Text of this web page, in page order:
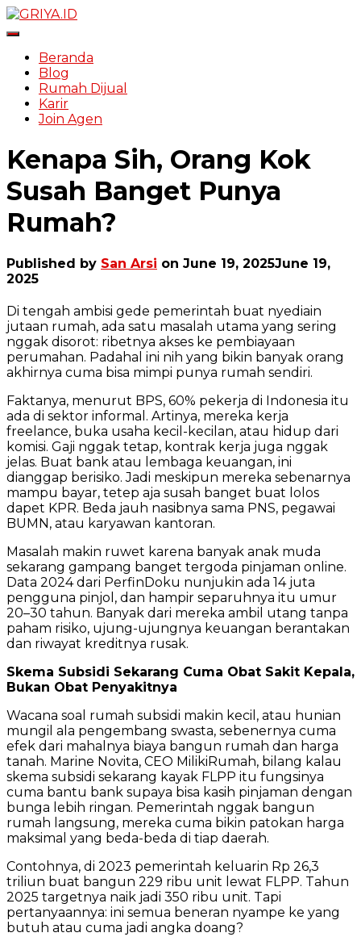
Toggle Navigation
Beranda
Blog
Rumah Dijual
Karir
Join Agen
Kenapa Sih, Orang Kok
Susah Banget Punya
Rumah?
Published by San Arsi on June 19, 2025June 19,
2025
Di tengah ambisi gede pemerintah buat nyediain
jutaan rumah, ada satu masalah utama yang sering
nggak disorot: ribetnya akses ke pembiayaan
perumahan. Padahal ini nih yang bikin banyak orang
akhirnya cuma bisa mimpi punya rumah sendiri.
Faktanya, menurut BPS, 60% pekerja di Indonesia itu
ada di sektor informal. Artinya, mereka kerja
freelance, buka usaha kecil-kecilan, atau hidup dari
komisi. Gaji nggak tetap, kontrak kerja juga nggak
jelas. Buat bank atau lembaga keuangan, ini
dianggap berisiko. Jadi meskipun mereka sebenarnya
mampu bayar, tetep aja susah banget buat lolos
dapet KPR. Beda jauh nasibnya sama PNS, pegawai
BUMN, atau karyawan kantoran.
Masalah makin ruwet karena banyak anak muda
sekarang gampang banget tergoda pinjaman online.
Data 2024 dari PerfinDoku nunjukin ada 14 juta
pengguna pinjol, dan hampir separuhnya itu umur
20–30 tahun. Banyak dari mereka ambil utang tanpa
paham risiko, ujung-ujungnya keuangan berantakan
dan riwayat kreditnya rusak.
Skema Subsidi Sekarang Cuma Obat Sakit Kepala,
Bukan Obat Penyakitnya
Wacana soal rumah subsidi makin kecil, atau hunian
mungil ala pengembang swasta, sebenernya cuma
efek dari mahalnya biaya bangun rumah dan harga
tanah. Marine Novita, CEO MilikiRumah, bilang kalau
skema subsidi sekarang kayak FLPP itu fungsinya
cuma bantu bank supaya bisa kasih pinjaman dengan
bunga lebih ringan. Pemerintah nggak bangun
rumah langsung, mereka cuma bikin patokan harga
maksimal yang beda-beda di tiap daerah.
Contohnya, di 2023 pemerintah keluarin Rp 26,3
triliun buat bangun 229 ribu unit lewat FLPP. Tahun
2025 targetnya naik jadi 350 ribu unit. Tapi
pertanyaannya: ini semua beneran nyampe ke yang
butuh atau cuma jadi angka doang?